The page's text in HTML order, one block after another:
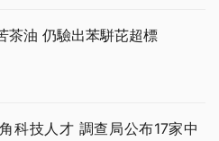
茶油 仍驗出苯駢芘超標
科技人才 調查局公布17家中